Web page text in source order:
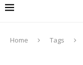
Home Tags